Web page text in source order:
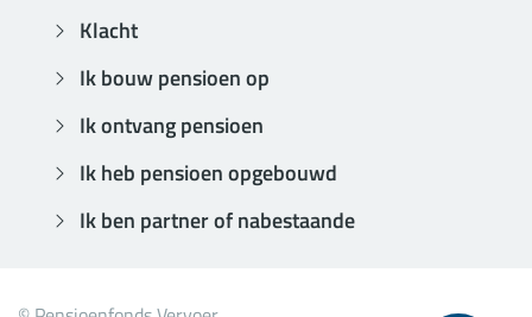
Klacht
Ik bouw pensioen op
Ik ontvang pensioen
Ik heb pensioen opgebouwd
Ik ben partner of nabestaande